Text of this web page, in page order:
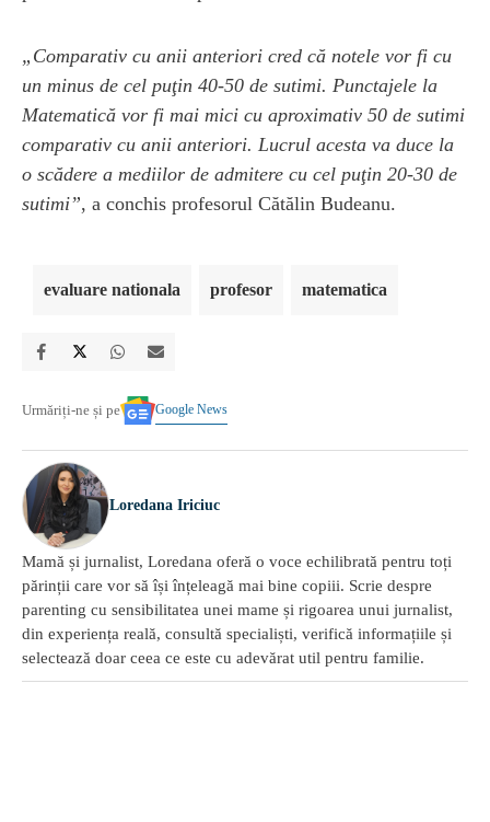
„Comparativ cu anii anteriori cred că notele vor fi cu
un minus de cel puţin 40-50 de sutimi. Punctajele la
Matematică vor fi mai mici cu aproximativ 50 de sutimi
comparativ cu anii anteriori. Lucrul acesta va duce la
o scădere a mediilor de admitere cu cel puţin 20-30 de
sutimi”, a conchis profesorul Cătălin Budeanu.
evaluare nationala profesor matematica
Urmăriți-ne și pe Google News
Loredana Iriciuc
Mamă și jurnalist, Loredana oferă o voce echilibrată pentru toți
părinții care vor să își înțeleagă mai bine copiii. Scrie despre
parenting cu sensibilitatea unei mame și rigoarea unui jurnalist,
din experiența reală, consultă specialiști, verifică informațiile și
selectează doar ceea ce este cu adevărat util pentru familie.